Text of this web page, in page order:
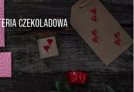
CZEKOLADOWA